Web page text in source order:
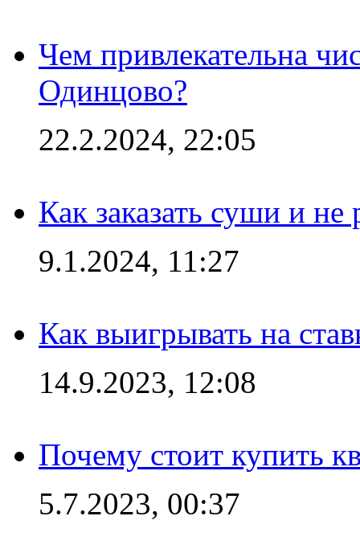
Чем привлекательна
Одинцово?
22.2.2024, 22:05
Как заказать суши и не
9.1.2024, 11:27
Как выигрывать на
14.9.2023, 12:08
Почему стоит купить
5.7.2023, 00:37